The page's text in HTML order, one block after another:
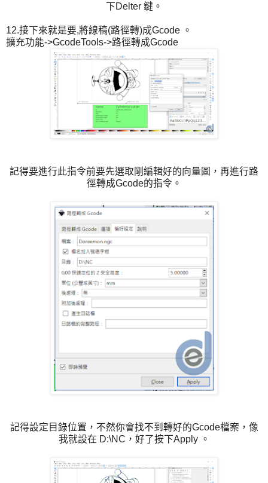
下Delter 鍵。
12.接下來就是要,將線稿(路徑轉)成Gcode 。
擴充功能->GcodeTools->路徑轉成Gcode
記得要進行此指令前要先選取剛編輯好的向量圖，再進行路
徑轉成Gcode的指令。
記得設定目錄位置，不然你會找不到轉好的Gcode檔案，像
我就設在 D:\NC，好了按下Apply 。